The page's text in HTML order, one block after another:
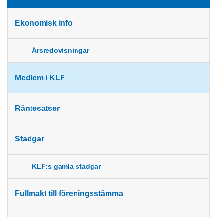
Ekonomisk info
Årsredovisningar
Medlem i KLF
Räntesatser
Stadgar
KLF:s gamla stadgar
Fullmakt till föreningsstämma